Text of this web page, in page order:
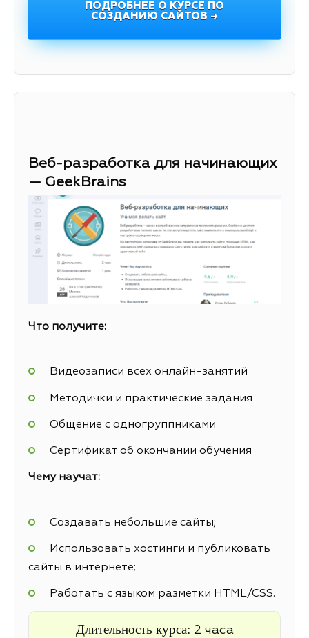
ПОДРОБНЕЕ О КУРСЕ ПО
СОЗДАНИЮ САЙТОВ →
Веб-разработка для начинающих
— GeekBrains
Что получите:
Видеозаписи всех онлайн-занятий
Методички и практические задания
Общение с одногруппниками
Сертификат об окончании обучения
Чему научат:
Создавать небольшие сайты;
Использовать хостинги и публиковать
сайты в интернете;
Работать с языком разметки HTML/CSS.
Длительность курса: 2 часа